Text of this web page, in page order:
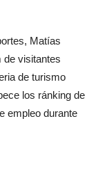
Matías
de visitantes
de turismo
los ránking de
empleo durante